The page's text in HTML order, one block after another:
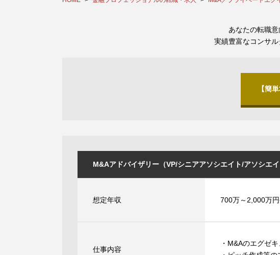
あなたの転職
実績豊富なコンサ
【簡
M&Aアドバイザリー（VP/シニアアソシエイト/アソシエ
想定年収 700万～2,000万
仕事内容
・M&Aのエグゼ